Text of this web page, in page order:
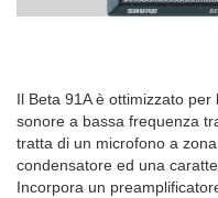
Il Beta 91A è ottimizzato
sonore a bassa frequenza
tratta di un microfono a
condensatore ed una
Incorpora un